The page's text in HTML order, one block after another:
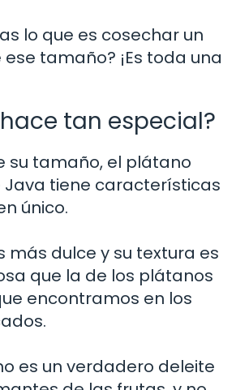
lo que es cosechar un
tamaño? ¡Es toda una
tan especial?
su tamaño, el plátano
tiene características
único.
más dulce y su textura es
que la de los plátanos
encontramos en los
es un verdadero deleite